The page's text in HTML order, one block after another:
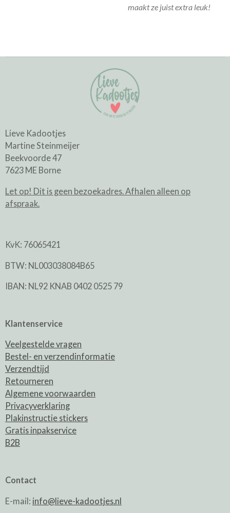
maakt ze juist extra leuk!
Lieve Kadootjes
Martine Steinmeijer
Beekvoorde 47
7623 ME Borne
Let op! Dit is geen bezoekadres. Afhalen alleen op
afspraak.
KvK: 76065421
BTW: NL003038084B65
IBAN: NL92 KNAB 0402 0525 79
Klantenservice
Veelgestelde vragen
Bestel- en verzendinformatie
Verzendtijd
Retourneren
Algemene voorwaarden
Privacyverklaring
Plakinstructie stickers
Gratis inpakservice
B2B
Contact
E-mail: info@lieve-kadootjes.nl